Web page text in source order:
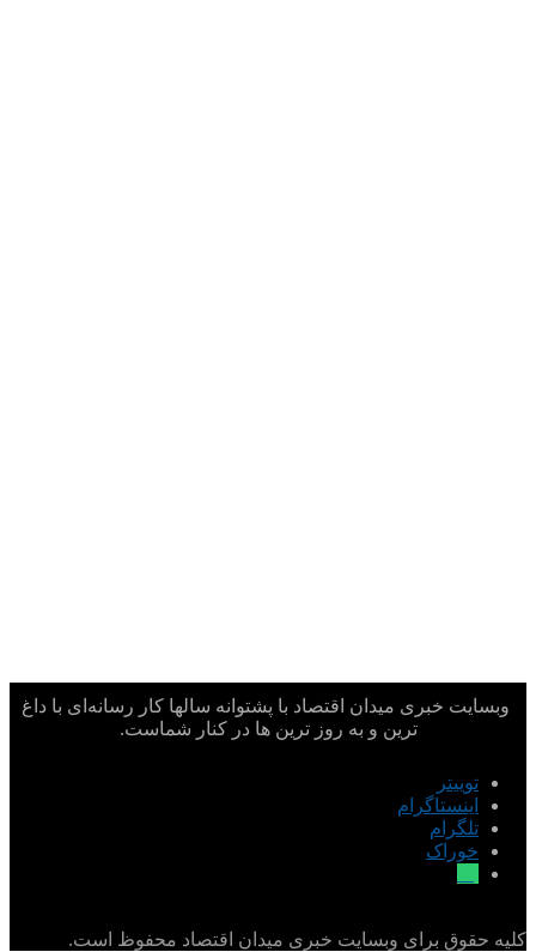
وبسایت خبری میدان اقتصاد با پشتوانه سالها کار رسانه‌ای با داغ
ترین و به روز ترین ها در کنار شماست.
توییتر
اینستاگرام
تلگرام
خوراک
کلیه حقوق برای وبسایت خبری میدان اقتصاد محفوظ است.